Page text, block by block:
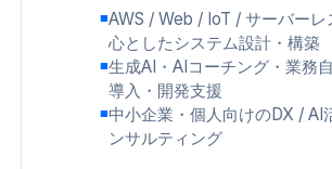
AWS / Web / IoT / サーバーレ
心としたシステム設計・構築
生成AI・AIコーチング・業務
導入・開発支援
中小企業・個人向けのDX / AI
ンサルティング